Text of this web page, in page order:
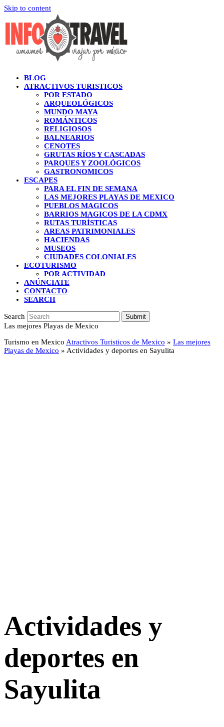
Skip to content
BLOG
ATRACTIVOS TURISTICOS
POR ESTADO
ARQUEOLÓGICOS
MUNDO MAYA
ROMÁNTICOS
RELIGIOSOS
BALNEARIOS
CENOTES
GRUTAS RÍOS Y CASCADAS
PARQUES Y ZOOLÓGICOS
GASTRONOMICOS
ESCAPES
PARA EL FIN DE SEMANA
LAS MEJORES PLAYAS DE MEXICO
PUEBLOS MAGICOS
BARRIOS MAGICOS DE LA CDMX
RUTAS TURÍSTICAS
AREAS PATRIMONIALES
HACIENDAS
MUSEOS
CIUDADES COLONIALES
ECOTURISMO
POR ACTIVIDAD
ANÚNCIATE
CONTACTO
SEARCH
Search Submit
Las mejores Playas de Mexico
Turismo en Mexico Atractivos Turisticos de Mexico » Las mejores
Playas de Mexico » Actividades y deportes en Sayulita
Actividades y
deportes en
Sayulita